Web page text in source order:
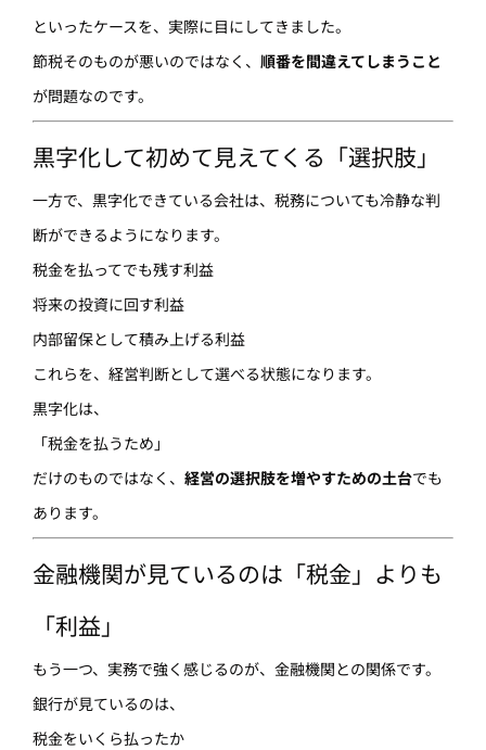
といったケースを、実際に目にしてきました。
節税そのものが悪いのではなく、 順番を間違えてしまうこと
が問題なのです。
黒字化して初めて見えてくる「選択肢」
一方で、黒字化できている会社は、税務についても冷静な判
断ができるようになります。
税金を払ってでも残す利益
将来の投資に回す利益
内部留保として積み上げる利益
これらを、経営判断として選べる状態になります。
黒字化は、
「税金を払うため」
だけのものではなく、 経営の選択肢を増やすための土台でも
あります。
金融機関が見ているのは「税金」よりも
「利益」
もう一つ、実務で強く感じるのが、金融機関との関係です。
銀行が見ているのは、
税金をいくら払ったか